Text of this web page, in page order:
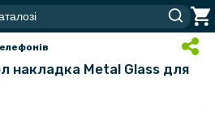
накладка Metal Glass для